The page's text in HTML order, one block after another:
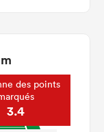
des points
3.4